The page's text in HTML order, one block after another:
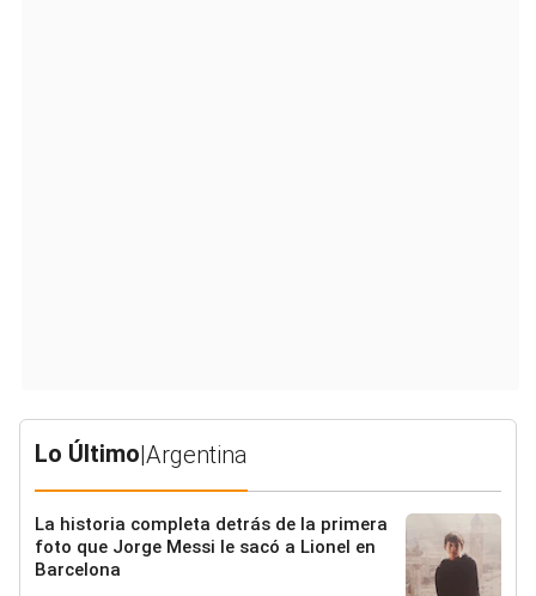
Lo Último|Argentina
La historia completa detrás de la primera
foto que Jorge Messi le sacó a Lionel en
Barcelona